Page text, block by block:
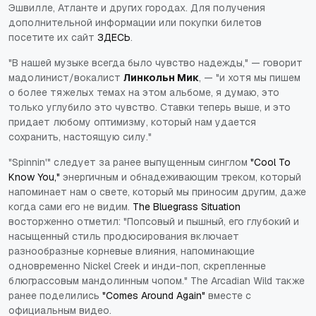
Эшвилле, Атланте и других городах. Для получения
дополнительной информации или покупки билетов
посетите их сайт ЗДЕСЬ.
"В нашей музыке всегда было чувство надежды," — говорит
мадолинист/вокалист Линкольн Мик, — "и хотя мы пишем
о более тяжелых темах на этом альбоме, я думаю, это
только углубило это чувство. Ставки теперь выше, и это
придает любому оптимизму, который нам удается
сохранить, настоящую силу."
"Spinnin'" следует за ранее выпущенным синглом "Cool To
Know You," энергичным и обнадеживающим треком, который
напоминает нам о свете, который мы приносим другим, даже
когда сами его не видим. The Bluegrass Situation
восторженно отметил: "Попсовый и пышный, его глубокий и
насыщенный стиль продюсирования включает
разнообразные корневые влияния, напоминающие
одновременно Nickel Creek и инди-поп, скрепленные
блюграссовым мандолинным чопом." The Arcadian Wild также
ранее поделились "Comes Around Again" вместе с
официальным видео.